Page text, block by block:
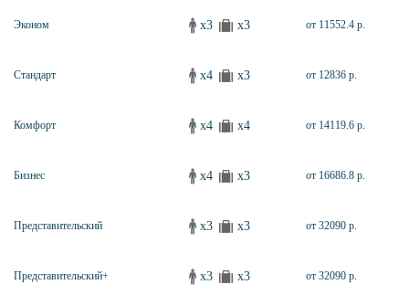
Эконом x3 x3 от 11552.4 р.
Стандарт x4 x3 от 12836 р.
Комфорт x4 x4 от 14119.6 р.
Бизнес x4 x3 от 16686.8 р.
Представительский x3 x3 от 32090 р.
Представительский+ x3 x3 от 32090 р.